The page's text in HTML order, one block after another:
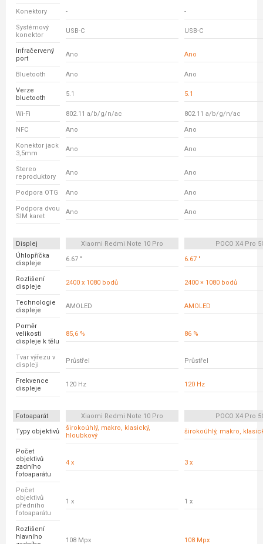
Konektory - -
Systémový
konektor
USB-C USB-C
Infračervený
port
Ano Ano
Bluetooth Ano Ano
Verze
bluetooth
5.1 5.1
Wi-Fi 802.11 a/b/g/n/ac 802.11 a/b/g/n/ac
NFC Ano Ano
Konektor jack
3,5mm
Ano Ano
Stereo
reproduktory
Ano Ano
Podpora OTG Ano Ano
Podpora dvou
SIM karet
Ano Ano
Displej Xiaomi Redmi Note 10 Pro
POCO X4 Pro
Úhlopříčka
displeje
6.67 " 6.67 "
Rozlišení
displeje
2400 x 1080 bodů 2400 × 1080 bodů
Technologie
displeje
AMOLED AMOLED
Poměr
velikosti
displeje k tělu
85,6 % 86 %
Tvar výřezu v
displeji
Průstřel Průstřel
Frekvence
displeje
120 Hz 120 Hz
Fotoaparát Xiaomi Redmi Note 10 Pro
POCO X4 Pro
Typy objektivů
širokoúhlý, makro, klasický,
hloubkový
širokoúhlý, makro,
Počet
objektivů
zadního
fotoaparátu
4 x 3 x
Počet
objektivů
předního
fotoaparátu
1 x 1 x
Rozlišení
hlavního
108 Mpx 108 Mpx